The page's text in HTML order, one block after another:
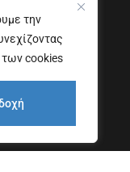
την
των cookies